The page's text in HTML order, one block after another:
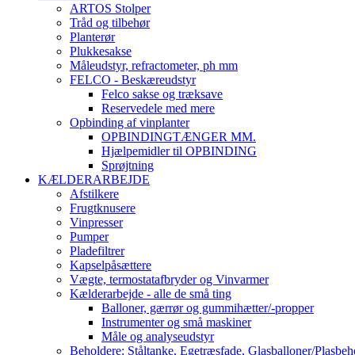
ARTOS Stolper
Tråd og tilbehør
Planterør
Plukkesakse
Måleudstyr, refractometer, ph mm
FELCO - Beskæreudstyr
Felco sakse og træksave
Reservedele med mere
Opbinding af vinplanter
OPBINDINGTÆNGER MM.
Hjælpemidler til OPBINDING
Sprøjtning
KÆLDERARBEJDE
Afstilkere
Frugtknusere
Vinpresser
Pumper
Pladefiltrer
Kapselpåsættere
Vægte, termostatafbryder og Vinvarmer
Kælderarbejde - alle de små ting
Balloner, gærrør og gummihætter/-propper
Instrumenter og små maskiner
Måle og analyseudstyr
Beholdere: Ståltanke, Egetræsfade, Glasballoner/